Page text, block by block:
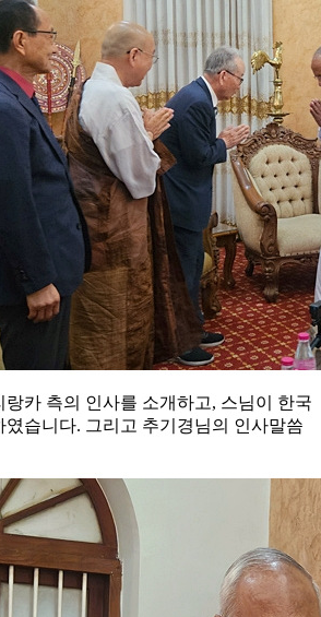
카 측의 인사를 소개하고, 스님이 한국
였습니다. 그리고 추기경님의 인사말씀